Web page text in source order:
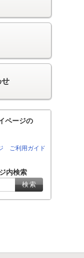
せ
ページの
ご利用ガイド
内検索